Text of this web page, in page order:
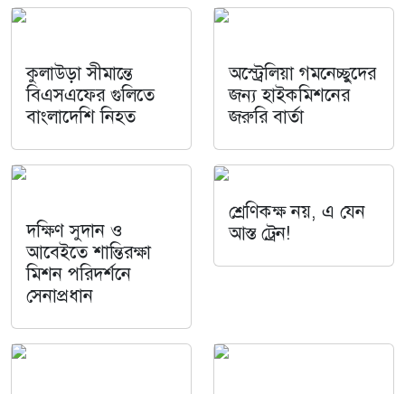
কুলাউড়া সীমান্তে
বিএসএফের গুলিতে
বাংলাদেশি নিহত
অস্ট্রেলিয়া গমনেচ্ছুদের
জন্য হাইকমিশনের
জরুরি বার্তা
দক্ষিণ সুদান ও
আবেইতে শান্তিরক্ষা
মিশন পরিদর্শনে
সেনাপ্রধান
শ্রেণিকক্ষ নয়, এ যেন
আস্ত ট্রেন!